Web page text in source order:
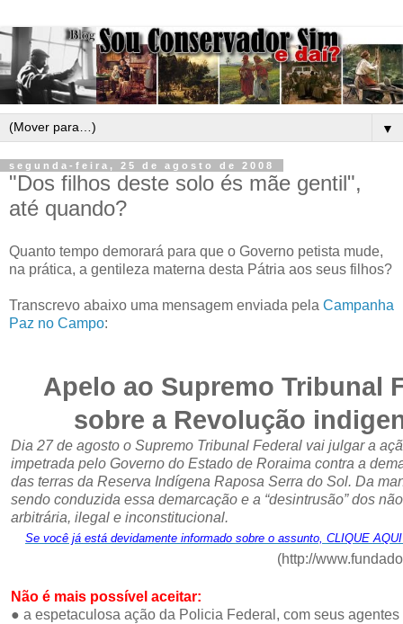
▼
segunda-feira, 25 de agosto de 2008
"Dos filhos deste solo és mãe gentil",
até quando?
Quanto tempo demorará para que o Governo petista mude,
na prática, a gentileza materna desta Pátria aos seus filhos?
Transcrevo abaixo uma mensagem enviada pela Campanha
Paz no Campo:
Apelo ao Supremo Tribunal
sobre a Revolução
Dia 27 de agosto o Supremo Tribunal Federal vai julgar a
impetrada pelo Governo do Estado de Roraima contra a
das terras da Reserva Indígena Raposa Serra do Sol. Da
sendo conduzida essa demarcação e a “desintrusão” dos
arbitrária, ilegal e inconstitucional.
Se você já está devidamente informado sobre o assunto, CLIQUE
(http://
Não é mais possível aceitar:
● a espetaculosa ação da Policia Federal, com seus